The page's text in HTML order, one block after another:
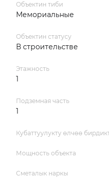
Объектин тиби
Мемориальные
Объектин статусу
В строительстве
Этажность
1
Подземная часть
1
Кубаттуулукту өлчөө
Мощность объекта
Сметалык наркы